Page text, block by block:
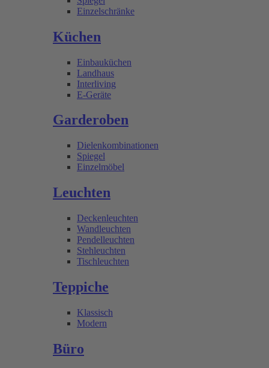
Einzelschränke
Küchen
Einbauküchen
Landhaus
Interliving
E-Geräte
Garderoben
Dielenkombinationen
Spiegel
Einzelmöbel
Leuchten
Deckenleuchten
Wandleuchten
Pendelleuchten
Stehleuchten
Tischleuchten
Teppiche
Klassisch
Modern
Büro